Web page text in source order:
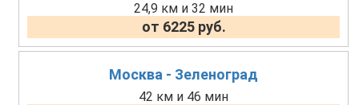
24,9 км и 32 мин
от 6225 руб.
Москва - Зеленоград
42 км и 46 мин